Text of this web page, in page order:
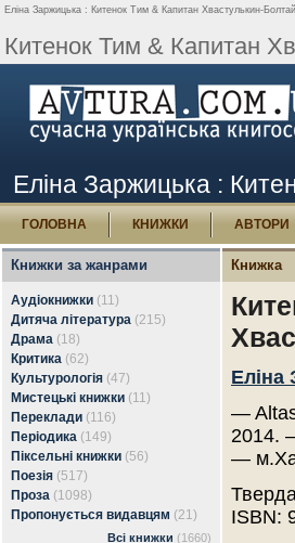
Еліна Заржицька : Китенок Тим & Капитан Хвастулькин-
Китенок Тим & Капитан
Еліна Заржицька :
ГОЛОВНА КНИЖКИ АВТОРИ
Книжки за жанрами
Аудіокнижки (11)
Дитяча література (215)
Драма (18)
Критика (62)
Культурологія (47)
Мистецькі книжки (11)
Переклади (116)
Періодика (149)
Піксельні книжки (56)
Поезія (517)
Проза (1098)
Пропонується видавцям (21)
Всі книжки (1660)
Книжка
Еліна
—
2014.
—
ISBN: